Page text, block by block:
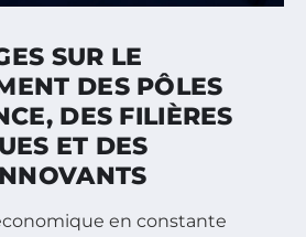
SUR LE
DES PÔLES
DES FILIÈRES
ET DES
en constante